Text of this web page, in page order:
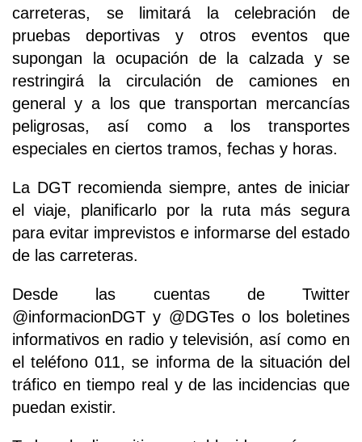
carreteras, se limitará la celebración de
pruebas deportivas y otros eventos que
supongan la ocupación de la calzada y se
restringirá la circulación de camiones en
general y a los que transportan mercancías
peligrosas, así como a los transportes
especiales en ciertos tramos, fechas y horas.
La DGT recomienda siempre, antes de iniciar
el viaje, planificarlo por la ruta más segura
para evitar imprevistos e informarse del estado
de las carreteras.
Desde las cuentas de Twitter
@informacionDGT y @DGTes o los boletines
informativos en radio y televisión, así como en
el teléfono 011, se informa de la situación del
tráfico en tiempo real y de las incidencias que
puedan existir.